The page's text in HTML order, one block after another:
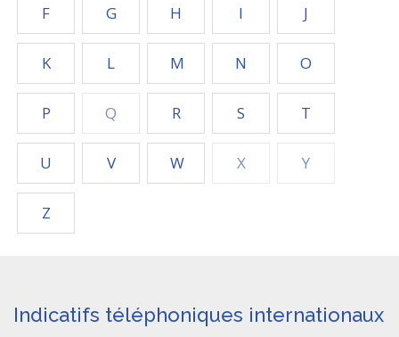
F G H I J
K L M N O
P Q R S T
U V W X Y
Z
Indicatifs téléphoniques internationaux